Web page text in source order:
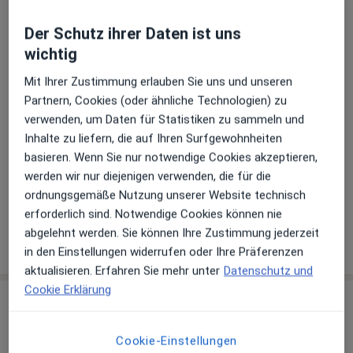
Keramikfüllung / Keramikinlay (Beratung)
Moderne Zahnerhaltung (Beratung)
Professionelle Zahnreinigung (Prophylaxe)
Sportzahnmedizin
Vorsorgeuntersuchung
Zahnkontrolle
Wie funktioniert die Preisbildung?
Praxis
SOLO Zahnarztpraxis Ralf Petersen
Der Schutz ihrer Daten ist uns
wichtig
Mit Ihrer Zustimmung erlauben Sie uns und unseren
Partnern, Cookies (oder ähnliche Technologien) zu
verwenden, um Daten für Statistiken zu sammeln und
Inhalte zu liefern, die auf Ihren Surfgewohnheiten
basieren. Wenn Sie nur notwendige Cookies akzeptieren,
werden wir nur diejenigen verwenden, die für die
ordnungsgemäße Nutzung unserer Website technisch
erforderlich sind. Notwendige Cookies können nie
abgelehnt werden. Sie können Ihre Zustimmung jederzeit
in den Einstellungen widerrufen oder Ihre Präferenzen
aktualisieren. Erfahren Sie mehr unter Datenschutz und
Cookie Erklärung
Cookie-Einstellungen